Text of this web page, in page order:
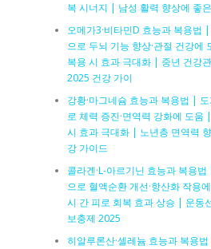
복 시너지 | 남성 활력 향상에 좋
오메가3·비타민D 효능과 복용법
으로 두뇌 기능 향상·관절 건강에
복용 시 효과 극대화 | 중년 건강
2025 건강 가이
강황·마그네슘 효능과 복용법 |
로 체력 증진·면역력 강화에 도움
시 효과 극대화 | 노년층 면역력
강 가이드
콜라겐·L-아르기닌 효능과 복용
으로 혈액순환 개선·항산화 작용
시 간 피로 회복 효과 상승 | 운동
보충제 2025
히알루론산·셀레늄 효능과 복용